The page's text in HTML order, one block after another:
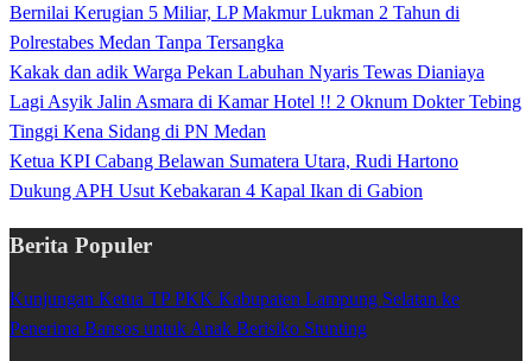
Bernilai Kerugian 5 Miliar, LP Makmur Lukman 2 Tahun di
Polrestabes Medan Tanpa Tersangka
Kakak dan adik Warga Pekan Labuhan Nyaris Tewas Dianiaya
Lagi Asyik Jalin Asmara di Kamar Hotel !! 2 Oknum Dokter Tebing
Tinggi Kena Sidang di PN Medan
Ketua KPI Cabang Belawan Sumatera Utara, Rudi Hartono
Dukung APH Usut Kebakaran 4 Kapal Ikan di Gabion
Berita Populer
Kunjungan Ketua TP PKK Kabupaten Lampung Selatan ke
Penerima Bansos untuk Anak Berisiko Stunting